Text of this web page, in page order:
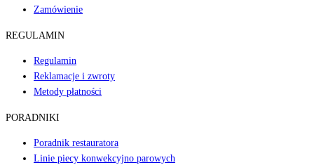
Zamówienie
REGULAMIN
Regulamin
Reklamacje i zwroty
Metody płatności
PORADNIKI
Poradnik restauratora
Linie piecy konwekcyjno parowych